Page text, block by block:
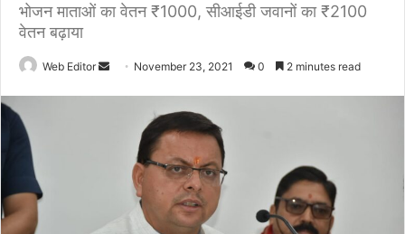
भोजन माताओं का वेतन ₹1000, सीआईडी जवानों का ₹2100
वेतन बढ़ाया
Web Editor November 23, 2021 0 2 minutes read